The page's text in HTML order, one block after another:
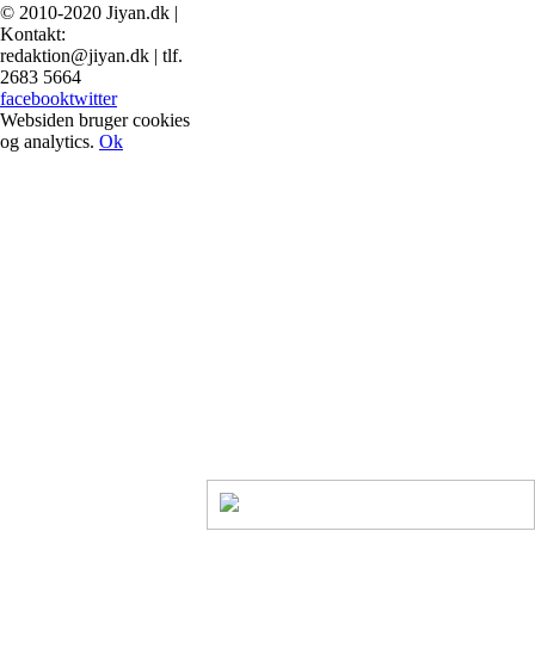
© 2010-2020 Jiyan.dk |
Kontakt:
redaktion@jiyan.dk | tlf.
2683 5664
facebooktwitter
Websiden bruger cookies
og analytics. Ok